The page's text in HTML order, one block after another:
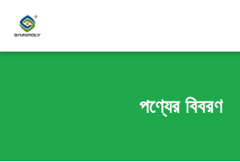
পণ্যের বিবরণ